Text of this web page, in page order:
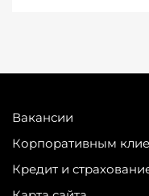
Вакансии
Корпоративным
Кредит и